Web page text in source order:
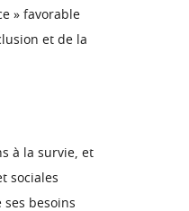
» favorable
et de la
à la survie, et
sociales
ses besoins